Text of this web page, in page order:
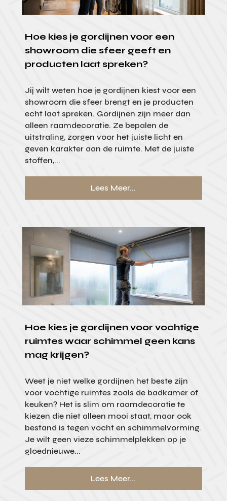
Hoe kies je gordijnen voor een
showroom die sfeer geeft en
producten laat spreken?
Jij wilt weten hoe je gordijnen kiest voor een
showroom die sfeer brengt en je producten
echt laat spreken. Gordijnen zijn meer dan
alleen raamdecoratie. Ze bepalen de
uitstraling, zorgen voor het juiste licht en
geven karakter aan de ruimte. Met de juiste
stoffen,...
Lees Meer...
Hoe kies je gordijnen voor vochtige
ruimtes waar schimmel geen kans
mag krijgen?
Weet je niet welke gordijnen het beste zijn
voor vochtige ruimtes zoals de badkamer of
keuken? Het is slim om raamdecoratie te
kiezen die niet alleen mooi staat, maar ook
bestand is tegen vocht en schimmelvorming.
Je wilt geen vieze schimmelplekken op je
gloednieuwe...
Lees Meer...